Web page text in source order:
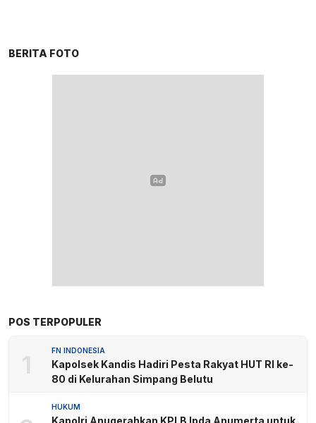
BERITA FOTO
POS TERPOPULER
1 FN INDONESIA
Kapolsek Kandis Hadiri Pesta Rakyat HUT RI ke-
80 di Kelurahan Simpang Belutu
HUKUM
Kapolri Anugerahkan KPLB Ipda Anumerta untuk